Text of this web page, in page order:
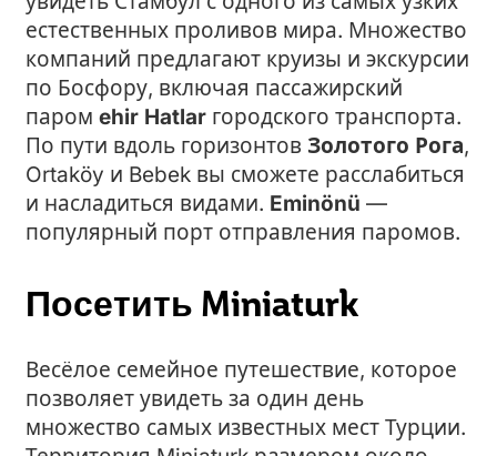
естественных проливов мира. Множество
компаний предлагают круизы и экскурсии
по Босфору, включая пассажирский
паром ehir Hatlar городского транспорта.
По пути вдоль горизонтов Золотого Рога,
Ortaköy и Bebek вы сможете расслабиться
и насладиться видами. Eminönü —
популярный порт отправления паромов.
Посетить Miniaturk
Весёлое семейное путешествие, которое
позволяет увидеть за один день
множество самых известных мест Турции.